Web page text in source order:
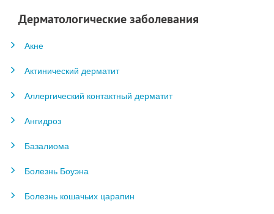
Дерматологические заболевания
Акне
Актинический дерматит
Аллергический контактный дерматит
Ангидроз
Базалиома
Болезнь Боуэна
Болезнь кошачьих царапин